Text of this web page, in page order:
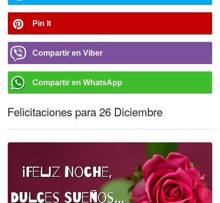
Pin It
Compartir en Viber
Compartir en WhatsApp
Felicitaciones para 26 Diciembre